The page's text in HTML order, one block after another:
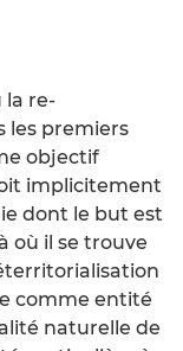
la re-
les premiers
objectif
implicitement
dont le but est
où il se trouve
comme entité
naturelle de